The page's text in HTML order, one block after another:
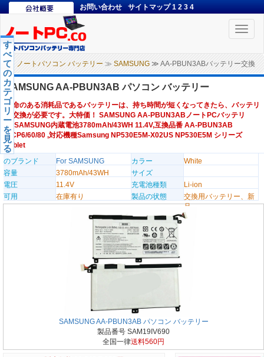
お問い合わせ サイトマップ 1 2 3 4
Toggle
ノートパソコン バッテリー ≫ SAMSUNG ≫ AA-PBUN3ABバッテリー交換
す
べ
て
の
カ
テ
ゴ
リ
ー
を
見
る
SAMSUNG AA-PBUN3AB パソコン バッテリー
寿命のある消耗品であるバッテリーは、持ち時間が短くなってきたら、バッテリ
ー交換が必要です。大特価！ SAMSUNG AA-PBUN3ABノートPCバッテリ
ー,SAMSUNG内蔵電池3780mAh/43WH 11.4V,互換品番 AA-PBUN3AB
3ICP6/60/80 ,対応機種Samsung NP530E5M-X02US NP530E5M シリーズ
Tablet
のブランド
For SAMSUNG カラー
White
容量
3780mAh/43WH
サイズ
電圧
11.4V 充電池種類
Li-ion
可用
在庫有り 製品の状態
交換用バッテリー、新
品
SAMSUNG AA-PBUN3AB パソコン バッテリー
製品番号 SAM19IV690
全国一律送料560円